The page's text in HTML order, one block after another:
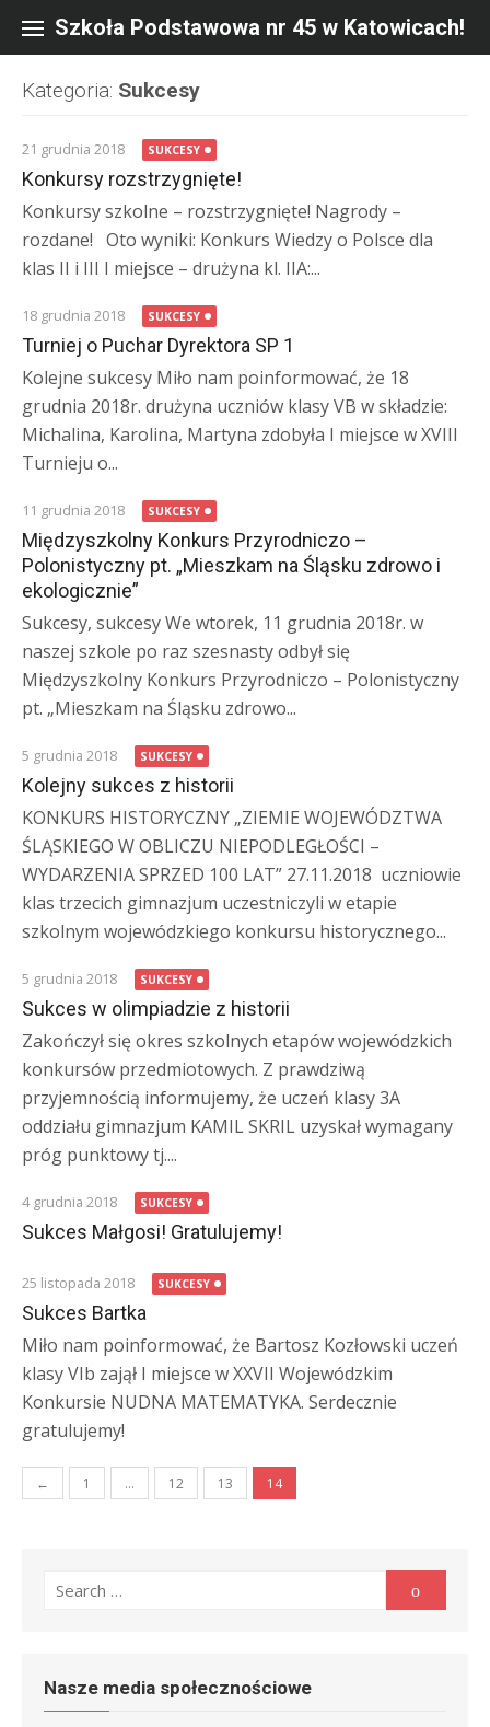
content
Szkoła Podstawowa nr 45 w Katowicach!
Kategoria: Sukcesy
21 grudnia 2018 SUKCESY
Konkursy rozstrzygnięte!
Konkursy szkolne – rozstrzygnięte! Nagrody –
rozdane! Oto wyniki: Konkurs Wiedzy o Polsce dla
klas II i III I miejsce – drużyna kl. IIA:...
18 grudnia 2018 SUKCESY
Turniej o Puchar Dyrektora SP 1
Kolejne sukcesy Miło nam poinformować, że 18
grudnia 2018r. drużyna uczniów klasy VB w składzie:
Michalina, Karolina, Martyna zdobyła I miejsce w XVIII
Turnieju o...
11 grudnia 2018 SUKCESY
Międzyszkolny Konkurs Przyrodniczo –
Polonistyczny pt. „Mieszkam na Śląsku zdrowo i
ekologicznie”
Sukcesy, sukcesy We wtorek, 11 grudnia 2018r. w
naszej szkole po raz szesnasty odbył się
Międzyszkolny Konkurs Przyrodniczo – Polonistyczny
pt. „Mieszkam na Śląsku zdrowo...
5 grudnia 2018 SUKCESY
Kolejny sukces z historii
KONKURS HISTORYCZNY „ZIEMIE WOJEWÓDZTWA
ŚLĄSKIEGO W OBLICZU NIEPODLEGŁOŚCI –
WYDARZENIA SPRZED 100 LAT” 27.11.2018 uczniowie
klas trzecich gimnazjum uczestniczyli w etapie
szkolnym wojewódzkiego konkursu historycznego...
5 grudnia 2018 SUKCESY
Sukces w olimpiadzie z historii
Zakończył się okres szkolnych etapów wojewódzkich
konkursów przedmiotowych. Z prawdziwą
przyjemnością informujemy, że uczeń klasy 3A
oddziału gimnazjum KAMIL SKRIL uzyskał wymagany
próg punktowy tj....
4 grudnia 2018 SUKCESY
Sukces Małgosi! Gratulujemy!
25 listopada 2018 SUKCESY
Sukces Bartka
Miło nam poinformować, że Bartosz Kozłowski uczeń
klasy VIb zajął I miejsce w XXVII Wojewódzkim
Konkursie NUDNA MATEMATYKA. Serdecznie
gratulujemy!
Stronicowanie
wpisów
← 1 … 12 13 14
for:
Nasze media społecznościowe